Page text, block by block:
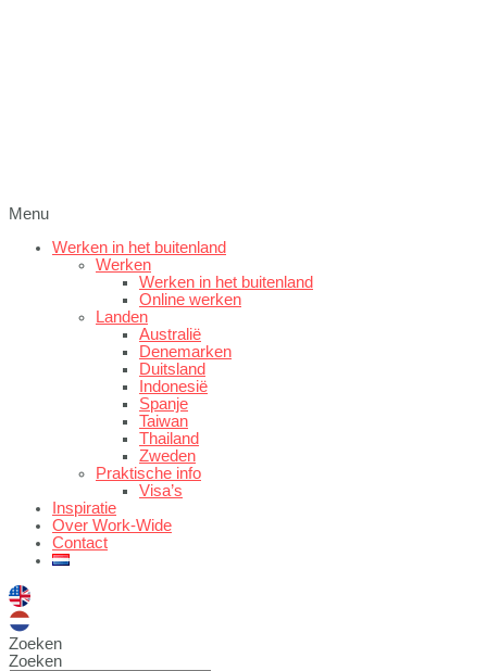
Menu
Werken in het buitenland
Werken
Werken in het buitenland
Online werken
Landen
Australië
Denemarken
Duitsland
Indonesië
Spanje
Taiwan
Thailand
Zweden
Praktische info
Visa’s
Inspiratie
Over Work-Wide
Contact
Zoeken
Zoeken